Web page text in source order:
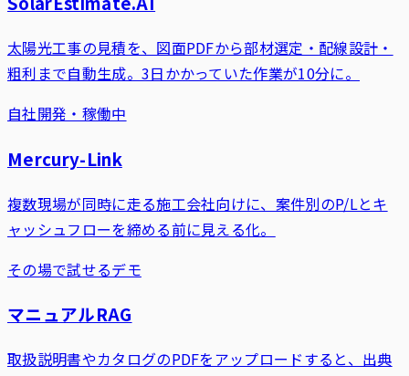
太陽光工事の見積を、図面PDFから部材選定・配線設計・
粗利まで自動生成。3日かかっていた作業が10分に。
自社開発・稼働中
Mercury-Link
複数現場が同時に走る施工会社向けに、案件別のP/Lとキ
ャッシュフローを締める前に見える化。
その場で試せるデモ
マニュアルRAG
取扱説明書やカタログのPDFをアップロードすると、出典